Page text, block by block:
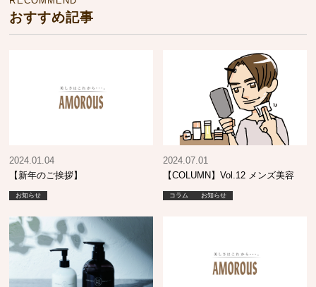
おすすめ記事
【新年のご挨拶】
2024.01.04
お知らせ
【COLUMN】Vol.12 メンズ美容
2024.07.01
コラム お知らせ